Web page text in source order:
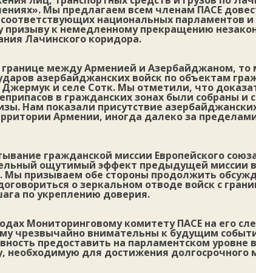
Мы предлагаем всем членам ПАСЕ
национальных парламентов и
призыву к немедленному прекращению
Лачинского коридора.
границе между Арменией и Азербайджаном, то
азербайджанских войск по объектам
и селе Сотк. Мы отметили, что
в гражданских зонах были собраны и
Нам показали присутствие
Армении, иногда далеко за
гражданской миссии Европейского
ощутимый эффект предыдущей миссии в
Мы призываем обе стороны продолжить
о зеркальном отводе войск с
по укреплению доверия.
Мониторинговому комитету ПАСЕ на его
чрезвычайно внимательны к будущим
предоставить на парламентском уровне
необходимую для достижения долгосрочного